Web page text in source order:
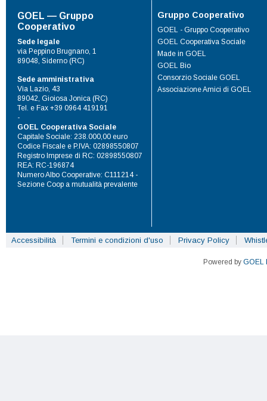
GOEL — Gruppo
Cooperativo
Sede legale
via Peppino Brugnano, 1
89048, Siderno (RC)
Sede amministrativa
Via Lazio, 43
89042, Gioiosa Jonica (RC)
Tel. e Fax +39 0964 419191
-
GOEL Cooperativa Sociale
Capitale Sociale: 238.000,00 euro
Codice Fiscale e P.IVA: 02898550807
Registro Imprese di RC: 02898550807
REA: RC-196874
Numero Albo Cooperative: C111214 -
Sezione Coop a mutualità prevalente
Gruppo Cooperativo
GOEL - Gruppo Cooperativo
GOEL Cooperativa Sociale
Made in GOEL
GOEL Bio
Consorzio Sociale GOEL
Associazione Amici di GOEL
Accessibilità Termini e condizioni d'uso Privacy Policy
Powered byGOEL